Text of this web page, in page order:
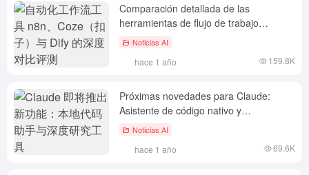
Comparación detallada de las
herramientas de flujo de trabajo
automatizado n8n, Coze (Button) y Dify
Noticias AI
hace 1 año 159.8K
Próximas novedades para Claude:
Asistente de código nativo y
Herramientas de investigación en
Noticias AI
hace 1 año 69.6K